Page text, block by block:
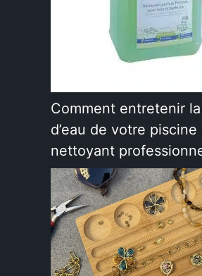
Comment entretenir
d’eau de votre
nettoyant